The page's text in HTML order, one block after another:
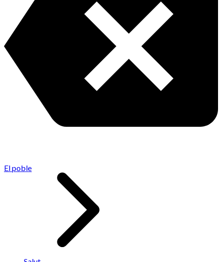
El poble